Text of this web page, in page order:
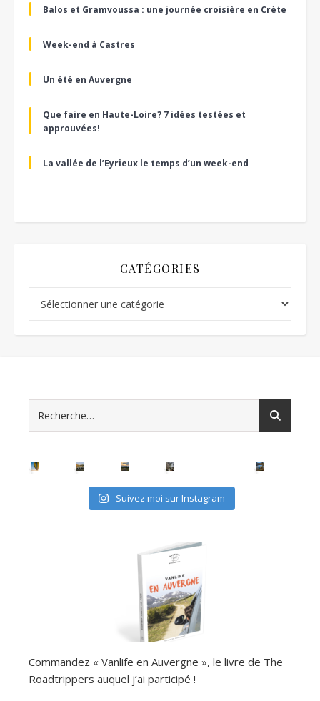
Balos et Gramvoussa : une journée croisière en Crète
Week-end à Castres
Un été en Auvergne
Que faire en Haute-Loire? 7 idées testées et
approuvées!
La vallée de l’Eyrieux le temps d’un week-end
CATÉGORIES
Suivez moi sur Instagram
Commandez « Vanlife en Auvergne », le livre de The
Roadtrippers auquel j’ai participé !